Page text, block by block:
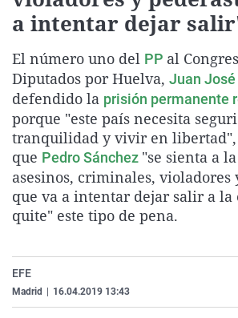
a intentar dejar
El número uno del PP al
Diputados por Huelva, Juan
defendido la prisión permanente
porque "este país necesita
tranquilidad y vivir en libertad",
que Pedro Sánchez "se sienta a
asesinos, criminales, violadores
que va a intentar dejar salir a la
quite" este tipo de pena.
EFE
Madrid 16.04.2019 13:43